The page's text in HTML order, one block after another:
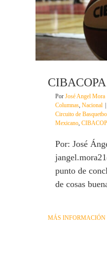
Por José Angel Mora
Columnas, Nacional
Circuito de
Mexicano,
Por: José
punto de
de cosas
MÁS INFORMACIÓN